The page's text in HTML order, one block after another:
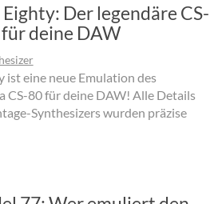
Der legendäre CS-
deine DAW
ist eine neue Emulation des
CS-80 für deine DAW! Alle Details
Synthesizers wurden präzise